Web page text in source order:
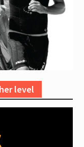
level